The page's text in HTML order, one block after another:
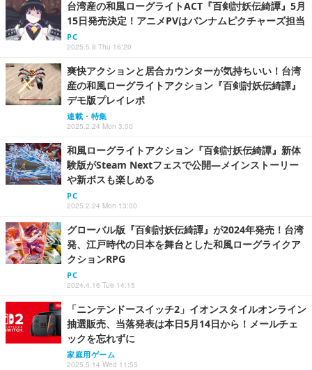
台湾産の和風ローグライトACT『百剣討妖伝綺譚』5月
15日発売決定！アニメPVはバンナムピクチャーズ担当
PC
2025.5.8 Thu 16:20
爽快アクションと居合カウンターが気持ちいい！台湾
産の和風ローグライトアクション『百剣討妖伝綺譚』
デモ版プレイレポ
連載・特集
2025.2.24 Mon 3:00
和風ローグライトアクション『百剣討妖伝綺譚』新体
験版がSteam Nextフェスで公開―メインストーリー
や新ボスも楽しめる
PC
2025.2.24 Mon 13:00
グローバル版『百剣討妖伝綺譚』が2024年発売！台湾
発、江戸時代の日本を舞台とした和風ローグライクア
クションRPG
PC
2024.4.16 Tue 14:15
「ニンテンドースイッチ2」イオンスタイルオンライン
抽選販売、当落発表は本日5月14日から！メールチェ
ックを忘れずに
家庭用ゲーム
2025.5.14 Wed 11:55